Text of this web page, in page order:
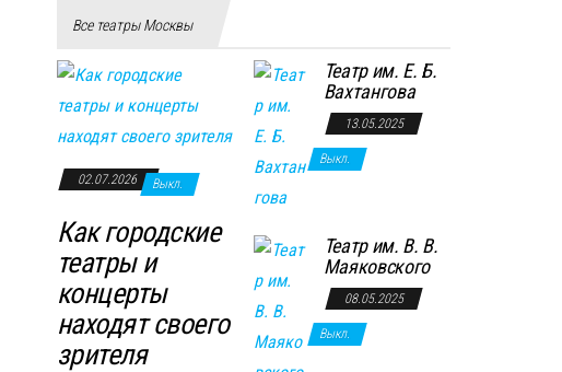
Все театры Москвы
02.07.2026 Выкл.
Как городские
театры и
концерты
находят своего
зрителя
Театр им. Е. Б.
Вахтангова
13.05.2025
Выкл.
Театр им. В. В.
Маяковского
08.05.2025
Выкл.